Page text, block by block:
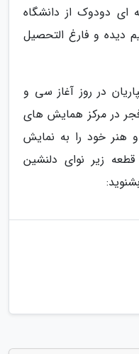
ای دودوک از دانشگاه
دیده و فارغ التحصیل
در روز آغاز سی و
در مرکز همایش های
و هنر خود را به نمایش
زیر نوای دلنشین